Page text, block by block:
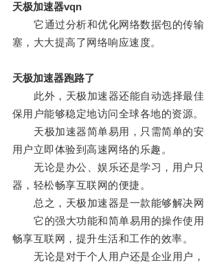
天极加速器vqn
它通过分析和优化网络数据包的传输
塞，大大提高了网络响应速度。
天极加速器跑路了
此外，天极加速器还能自动选择最佳
保用户能够稳定地访问全球各地的资源。
天极加速器简单易用，只需简单的安
用户立即体验到高速网络的乐趣。
无论是办公、娱乐还是学习，用户只
器，轻松畅享互联网的便捷。
总之，天极加速器是一款能够解决网
它的强大功能和简单易用的操作使用
畅享互联网，提升生活和工作的效率。
无论是对于个人用户还是企业用户，